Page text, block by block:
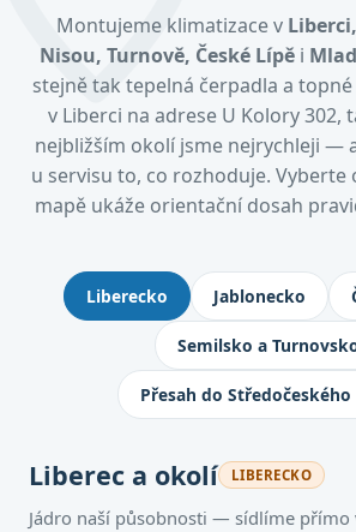
Montujeme klimatizace v
Nisou, Turnově, České Lípěi
stejně tak tepelná čerpadla a
v Liberci na adrese U Kolory 302,
nejbližším okolí jsme nejrychleji —
u servisu to, co rozhoduje.
mapě ukáže orientační dosah
Kde montujeme
Liberecko Jablonecko
Semilsko a
Přesah do
Liberec a okolí LIBERECKO
Jádro naší působnosti — sídlíme přímo